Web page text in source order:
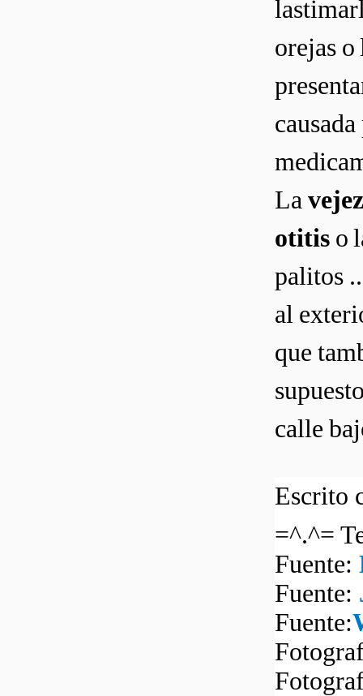
orejas o
La vejez
otitis o
palitos
al
que
calle
Escrito
=^.^=
Fuente:
Fuente:
Fuente: